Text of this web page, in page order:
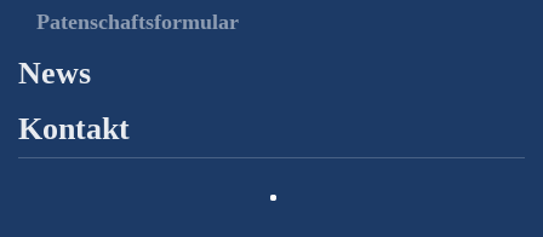
Patenschaftsformular
News
Kontakt